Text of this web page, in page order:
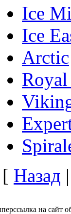
Ice
Ice
Arctic
[ Назад
на сайт